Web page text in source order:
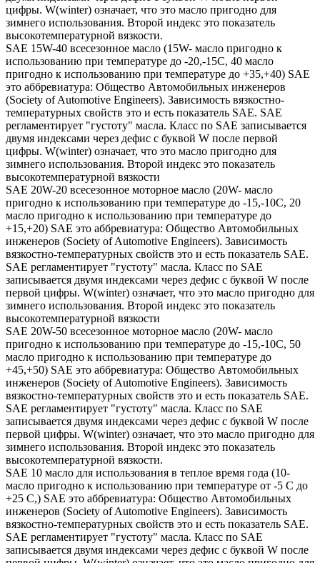
цифры. W(winter) означает, что это масло пригодно для
зимнего использования. Второй индекс это показатель
высокотемпературной вязкости.
SAE 15W-40 всесезонное масло (15W- масло пригодно к
использованию при температуре до -20,-15С, 40 масло
пригодно к использованию при температуре до +35,+40) SAE
это аббревиатура: Общество Автомобильных инженеров
(Society of Automotive Engineers). Зависимость вязкостно-
температурных свойств это и есть показатель SAE. SAE
регламентирует "густоту" масла. Класс по SAE записывается
двумя индексами через дефис с буквой W после первой
цифры. W(winter) означает, что это масло пригодно для
зимнего использования. Второй индекс это показатель
высокотемпературной вязкости
SAE 20W-20 всесезонное моторное масло (20W- масло
пригодно к использованию при температуре до -15,-10С, 20
масло пригодно к использованию при температуре до
+15,+20) SAE это аббревиатура: Общество Автомобильных
инженеров (Society of Automotive Engineers). Зависимость
вязкостно-температурных свойств это и есть показатель SAE.
SAE регламентирует "густоту" масла. Класс по SAE
записывается двумя индексами через дефис с буквой W после
первой цифры. W(winter) означает, что это масло пригодно для
зимнего использования. Второй индекс это показатель
высокотемпературной вязкости
SAE 20W-50 всесезонное моторное масло (20W- масло
пригодно к использованию при температуре до -15,-10С, 50
масло пригодно к использованию при температуре до
+45,+50) SAE это аббревиатура: Общество Автомобильных
инженеров (Society of Automotive Engineers). Зависимость
вязкостно-температурных свойств это и есть показатель SAE.
SAE регламентирует "густоту" масла. Класс по SAE
записывается двумя индексами через дефис с буквой W после
первой цифры. W(winter) означает, что это масло пригодно для
зимнего использования. Второй индекс это показатель
высокотемпературной вязкости.
SAE 10 масло для использования в теплое время года (10-
масло пригодно к использованию при температуре от -5 С до
+25 С,) SAE это аббревиатура: Общество Автомобильных
инженеров (Society of Automotive Engineers). Зависимость
вязкостно-температурных свойств это и есть показатель SAE.
SAE регламентирует "густоту" масла. Класс по SAE
записывается двумя индексами через дефис с буквой W после